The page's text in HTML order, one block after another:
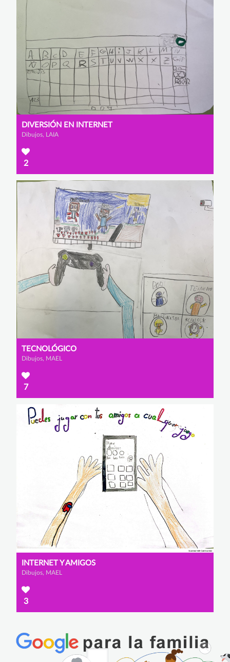
DIVERSIÓN EN INTERNET
Dibujos, LAIA
2
TECNOLÓGICO
Dibujos, MAEL
7
INTERNET Y AMIGOS
Dibujos, MAEL
3